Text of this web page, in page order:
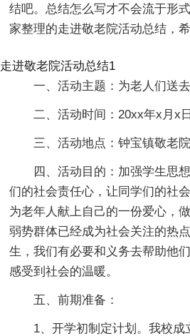
结吧。总结怎么写才不会流于形
家整理的走进敬老院活动总结，
走进敬老院活动总结1
一、活动主题：为老人们送去
二、活动时间：20xx年x月x日
三、活动地点：钟宝镇敬老院
四、活动目的：加强学生思
们的社会责任心，让同学们的社
为老年人献上自己的一份爱心，
弱势群体已经成为社会关注的热
生，我们有必要和义务去帮助他
感受到社会的温暖。
五、前期准备：
1、开学初制定计划。我校